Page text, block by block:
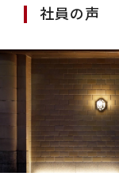
社員の声